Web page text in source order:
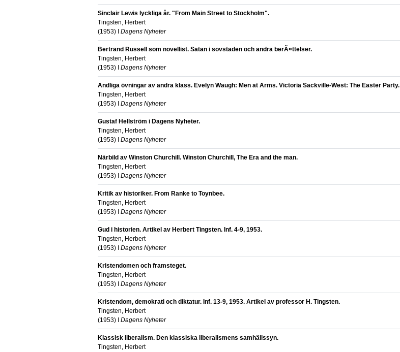
Sinclair Lewis lyckliga år. "From Main Street to Stockholm".
Tingsten, Herbert
(1953) I Dagens Nyheter
Bertrand Russell som novellist. Satan i sovstaden och andra berÃ¤ttelser.
Tingsten, Herbert
(1953) I Dagens Nyheter
Andliga övningar av andra klass. Evelyn Waugh: Men at Arms. Victoria Sackville-West: The Easter Party.
Tingsten, Herbert
(1953) I Dagens Nyheter
Gustaf Hellström i Dagens Nyheter.
Tingsten, Herbert
(1953) I Dagens Nyheter
Närbild av Winston Churchill. Winston Churchill, The Era and the man.
Tingsten, Herbert
(1953) I Dagens Nyheter
Kritik av historiker. From Ranke to Toynbee.
Tingsten, Herbert
(1953) I Dagens Nyheter
Gud i historien. Artikel av Herbert Tingsten. Inf. 4-9, 1953.
Tingsten, Herbert
(1953) I Dagens Nyheter
Kristendomen och framsteget.
Tingsten, Herbert
(1953) I Dagens Nyheter
Kristendom, demokrati och diktatur. Inf. 13-9, 1953. Artikel av professor H. Tingsten.
Tingsten, Herbert
(1953) I Dagens Nyheter
Klassisk liberalism. Den klassiska liberalismens samhällssyn.
Tingsten, Herbert